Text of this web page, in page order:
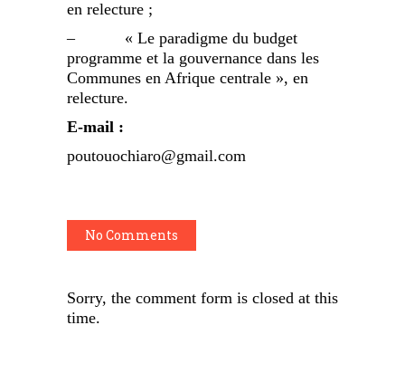
en relecture ;
– « Le paradigme du budget
programme et la gouvernance dans les
Communes en Afrique centrale », en
relecture.
E-mail :
poutouochiaro@gmail.com
No Comments
Sorry, the comment form is closed at this
time.